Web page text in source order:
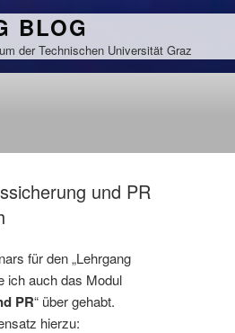
BLOG
der Technischen Universität Graz
und PR
für den „Lehrgang
ich auch das Modul
PR“ über gehabt.
hierzu: